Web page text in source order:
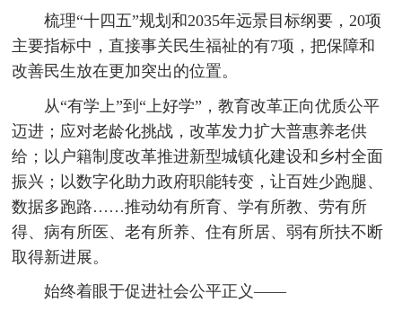
梳理“十四五”规划和2035年远景目标纲要，20项
主要指标中，直接事关民生福祉的有7项，把保障和
改善民生放在更加突出的位置。
从“有学上”到“上好学”，教育改革正向优质公平
迈进；应对老龄化挑战，改革发力扩大普惠养老供
给；以户籍制度改革推进新型城镇化建设和乡村全面
振兴；以数字化助力政府职能转变，让百姓少跑腿、
数据多跑路……推动幼有所育、学有所教、劳有所
得、病有所医、老有所养、住有所居、弱有所扶不断
取得新进展。
始终着眼于促进社会公平正义——